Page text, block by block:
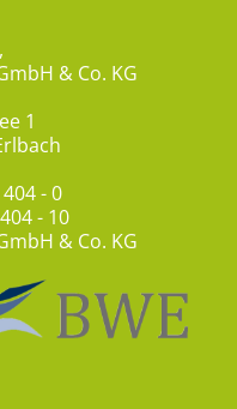
& Co. KG
1
- 0
- 10
& Co. KG